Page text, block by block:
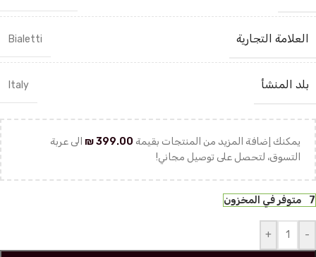
العلامة التجارية Bialetti
بلد المنشأ Italy
يمكنك إضافة المزيد من المنتجات بقيمة ₪399.00
الى عربة
التسوق، لتحصل على توصيل مجاني!
7 متوفر في المخزون
-
+